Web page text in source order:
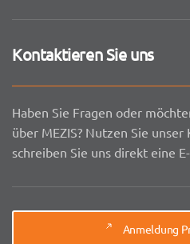
Kontaktieren Sie uns
Haben Sie Fragen oder
über MEZIS? Nutzen Sie
schreiben Sie uns direkt eine
Anmeldung